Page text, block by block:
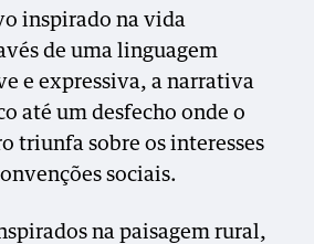
inspirado na vida
de uma linguagem
e expressiva, a narrativa
até um desfecho onde o
triunfa sobre os interesses
sociais.
na paisagem rural,